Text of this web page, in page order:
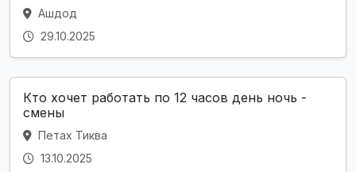
Ашдод
29.10.2025
Кто хочет работать по 12 часов день ночь -
смены
Петах Тиква
13.10.2025